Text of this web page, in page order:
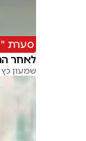
סערת
לאחר
שמעון כץ